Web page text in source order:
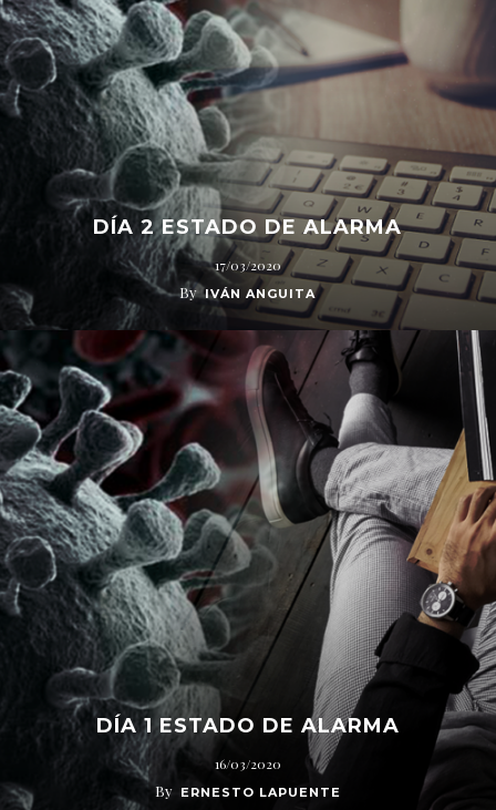
DÍA 2 ESTADO DE ALARMA
17/03/2020
By IVÁN ANGUITA
DÍA 1 ESTADO DE ALARMA
16/03/2020
By ERNESTO LAPUENTE